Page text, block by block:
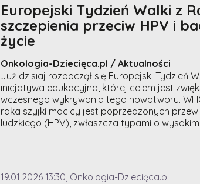
Europejski Tydzień Walki z
szczepienia przeciw HPV i
życie
Onkologia-Dziecięca.pl / Aktualności
Już dzisiaj rozpoczął się Europejski Tydzień
inicjatywa edukacyjna, której celem jest
wczesnego wykrywania tego nowotworu.
raka szyjki macicy jest poprzedzonych
ludzkiego (HPV), zwłaszcza typami o
19.01.2026 13:30, Onkologia-Dziecięca.pl